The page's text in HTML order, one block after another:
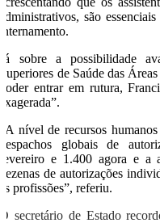
administrativos, são
internamento.
Já sobre a possibilidade
Superiores de Saúde das
poder entrar em rutura,
exagerada”.
“A nível de recursos
despachos globais de
fevereiro e 1.400 agora e a
dezenas de autorizações
as profissões”, referiu.
O secretário de Estado